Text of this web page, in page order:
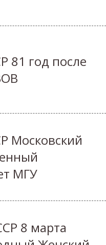
81 год после
Московский
МГУ
8 марта